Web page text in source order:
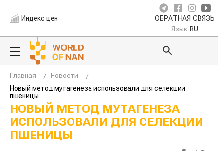
Индекс цен ОБРАТНАЯ СВЯЗЬ
Язык RU
Главная
Новости
Новый метод мутагенеза использовали для селекции
пшеницы
НОВЫЙ МЕТОД МУТАГЕНЕЗА
ИСПОЛЬЗОВАЛИ ДЛЯ СЕЛЕКЦИИ
ПШЕНИЦЫ